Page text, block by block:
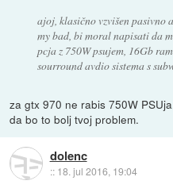
ajoj, klasično vzvišen pasivno
my bad, bi moral napisati da
pcja z 750W psujem, 16Gb
sourround avdio sistema s
za gtx 970 ne rabis 750W
da bo to bolj tvoj problem.
dolenc
:: 18. jul 2016, 19:04